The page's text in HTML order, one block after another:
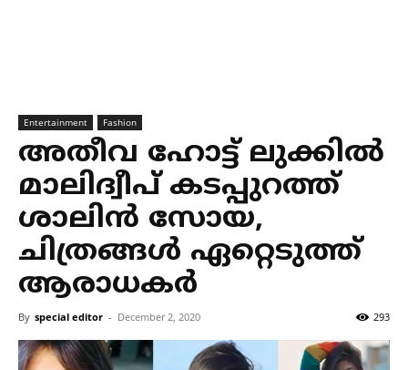
Entertainment Fashion
അതീവ ഹോട്ട് ലുക്കിൽ
മാലിദ്വീപ് കടപ്പുറത്ത്
ശാലിൻ സോയ,
ചിത്രങ്ങൾ ഏറ്റെടുത്ത്
ആരാധകർ
By special editor - December 2, 2020 293